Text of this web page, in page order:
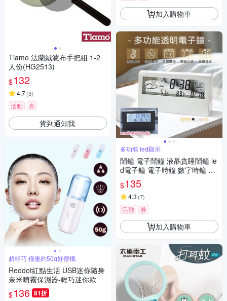
Tiamo 法蘭絨濾布手把組 1-2
人份(HG2513)
$132
4.7(3)
活動 券
貨到通知我
超輕巧 僅重約50g好便攜
Reddot紅點生活 USB迷你隨身
奈米噴霧保濕器-輕巧迷你款
$136 81折
加入購物車
多功能 led顯示
鬧鐘 電子鬧鐘 液晶貪睡鬧鐘 le
d電子鐘 電子時鐘 數字時鐘 桌
上時鐘
$135
4.3 (7)
活動 券
加入購物車